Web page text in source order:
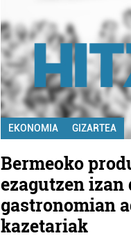
EKONOMIA GIZARTEA
Bermeoko
ezagutzen izan
gastronomian
kazetariak